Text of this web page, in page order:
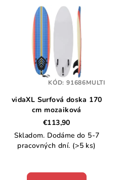
vidaXL Surfová doska 170
cm mozaiková
€113,90
Skladom. Dodáme do 5-7
pracovných dní. (>5 ks)
KÓD: 91686MULTI